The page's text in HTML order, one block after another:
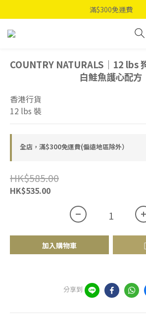
滿$300免運費
COUNTRY NATURALS｜12 lbs
白鮭魚護心配方
香港行貨
12 lbs 裝
全店，滿$300免運費(偏遠地區除外）
HK$585.00
HK$535.00
加入購物車
分享到